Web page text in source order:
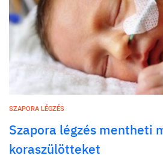
SZAPORA LÉGZÉS
Szapora légzés mentheti
koraszülötteket